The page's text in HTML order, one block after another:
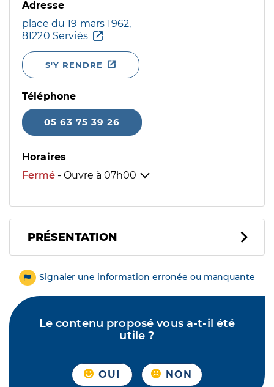
Adresse
place du 19 mars 1962,
81220 Serviès
S'Y RENDRE
Téléphone
05 63 75 39 26
Horaires
Fermé - Ouvre à 07h00
PRÉSENTATION
Signaler une information erronée ou manquante
Le contenu proposé vous a-t-il été
utile ?
OUI NON